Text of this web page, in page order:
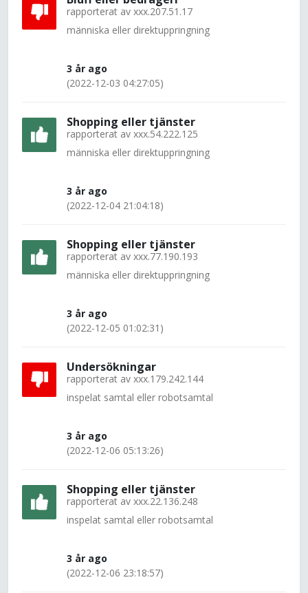
rapporterat av xxx.207.51.17
människa eller direktuppringning
3 år ago
(2022-12-03 04:27:05)
Shopping eller tjänster
rapporterat av xxx.54.222.125
människa eller direktuppringning
3 år ago
(2022-12-04 21:04:18)
Shopping eller tjänster
rapporterat av xxx.77.190.193
människa eller direktuppringning
3 år ago
(2022-12-05 01:02:31)
Undersökningar
rapporterat av xxx.179.242.144
inspelat samtal eller robotsamtal
3 år ago
(2022-12-06 05:13:26)
Shopping eller tjänster
rapporterat av xxx.22.136.248
inspelat samtal eller robotsamtal
3 år ago
(2022-12-06 23:18:57)